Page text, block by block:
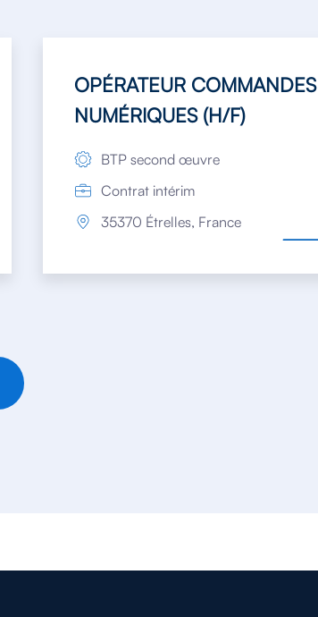
OPÉRATEUR COMMANDES
NUMÉRIQUES (H/F)
BTP second œuvre
Contrat intérim
35370 Étrelles, France